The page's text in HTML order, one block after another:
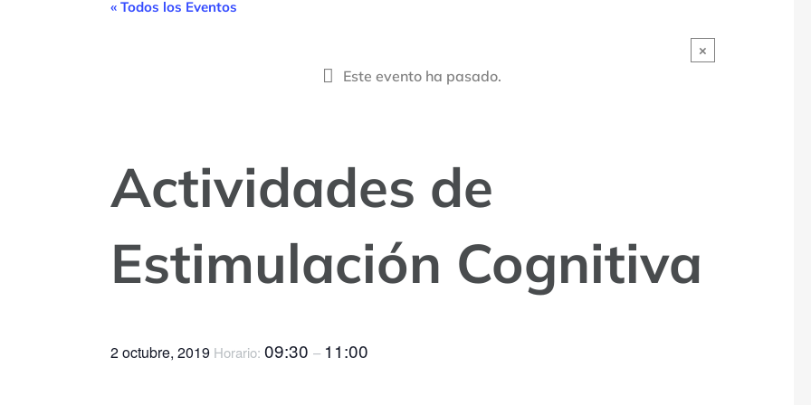
« Todos los Eventos
×
Este evento ha pasado.
Actividades de
Estimulación Cognitiva
2 octubre, 2019 Horario: 09:30 – 11:00